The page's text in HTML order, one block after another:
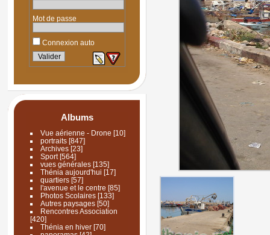
Mot de passe
Connexion auto
Albums
Vue aérienne - Drone [10]
portraits[847]
Archives [23]
Sport[564]
vues générales[135]
Thénia aujourd'hui [17]
quartiers[57]
l'avenue et le centre [85]
Photos Scolaires[133]
Autres paysages[50]
Rencontres Association
[420]
Thénia en hiver[70]